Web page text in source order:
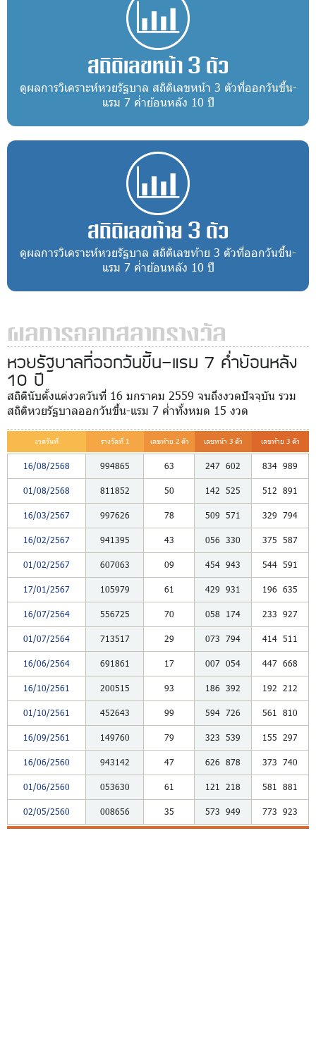
สถิติเลขหน้า 3 ตัว
ดูผลการวิเคราะห์หวยรัฐบาล สถิติเลขหน้า 3 ตัวที่ออกวันขึ้น-
แรม 7 ค่ำย้อนหลัง 10 ปี
สถิติเลขท้าย 3 ตัว
ดูผลการวิเคราะห์หวยรัฐบาล สถิติเลขท้าย 3 ตัวที่ออกวันขึ้น-
แรม 7 ค่ำย้อนหลัง 10 ปี
ผลการออกสลากรางวัล
หวยรัฐบาลที่ออกวันขึ้น-แรม 7 ค่ำย้อนหลัง
10 ปี
สถิตินับตั้งแต่งวดวันที่ 16 มกราคม 2559 จนถึงงวดปัจจุบัน รวม
สถิติหวยรัฐบาลออกวันขึ้น-แรม 7 ค่ำทั้งหมด 15 งวด
งวดวันที่ รางวัลที่ 1 เลขท้าย 2 ตัว เลขหน้า 3 ตัว เลขท้าย 3 ตัว
16/08/2568 994865 63 247 602 834 989
01/08/2568 811852 50 142 525 512 891
16/03/2567 997626 78 509 571 329 794
16/02/2567 941395 43 056 330 375 587
01/02/2567 607063 09 454 943 544 591
17/01/2567 105979 61 429 931 196 635
16/07/2564 556725 70 058 174 233 927
01/07/2564 713517 29 073 794 414 511
16/06/2564 691861 17 007 054 447 668
16/10/2561 200515 93 186 392 192 212
01/10/2561 452643 99 594 726 561 810
16/09/2561 149760 79 323 539 155 297
16/06/2560 943142 47 626 878 373 740
01/06/2560 053630 61 121 218 581 881
02/05/2560 008656 35 573 949 773 923